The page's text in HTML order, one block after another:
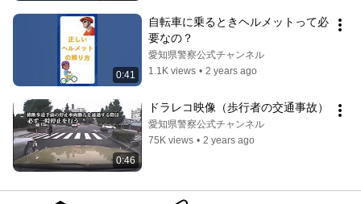
0:41
自転車に乗るときヘルメットって必
要なの？
愛知県警察公式チャンネル
1.1K views • 2 years ago
0:46
ドラレコ映像（歩行者の交通事故）
愛知県警察公式チャンネル
75K views • 2 years ago